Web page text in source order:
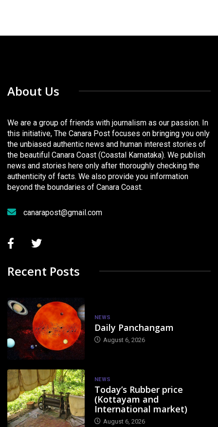
About Us
We are a group of friends with journalism as our passion. In
this initiative, The Canara Post focuses on bringing you only
the unbiased authentic news and human interest stories of
the beautiful Canara Coast (Coastal Karnataka). We publish
news and stories here only after thoroughly checking the
authenticity of facts. We also provide you information
beyond the boundaries of Canara Coast.
canarapost@gmail.com
Recent Posts
NEWS
Daily Panchangam
August 6, 2026
NEWS
Today’s Rubber price
(Kottayam and
International market)
August 6, 2026